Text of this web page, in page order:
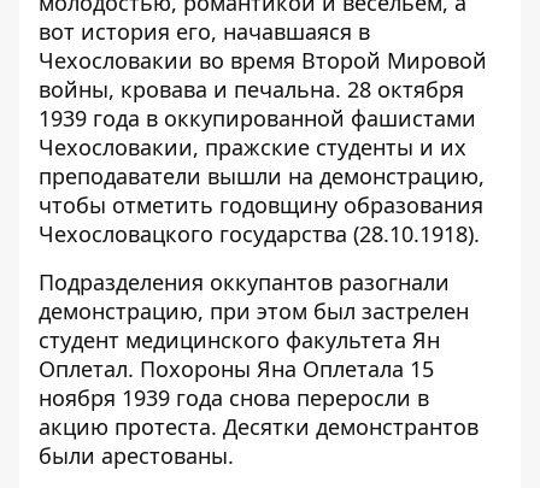
вот история его, начавшаяся в
Чехословакии во время Второй Мировой
войны, кровава и печальна. 28 октября
1939 года в оккупированной фашистами
Чехословакии, пражские студенты и их
преподаватели вышли на демонстрацию,
чтобы отметить годовщину образования
Чехословацкого государства (28.10.1918).
Подразделения оккупантов разогнали
демонстрацию, при этом был застрелен
студент медицинского факультета Ян
Оплетал. Похороны Яна Оплетала 15
ноября 1939 года снова переросли в
акцию протеста. Десятки демонстрантов
были арестованы.